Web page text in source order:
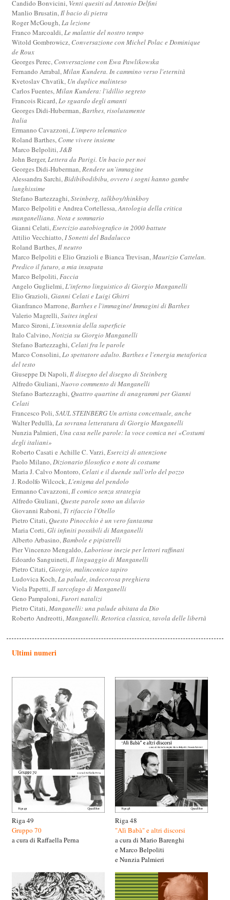
Candido Bonvicini, Venti quesiti ad Antonio Delfini
Manlio Brusatin,Il bacio di pietra
Roger McGough,La lezione
Franco Marcoaldi,Le malattie del nostro tempo
Witold Gombrowicz, Conversazione con Michel Polac e Dominique
de Roux
Georges Perec, Conversazione con Ewa Pawlikowska
Fernando Arrabal,Milan Kundera. In cammino verso l'eternità
Kvetoslav Chvatìk, Un duplice malinteso
Carlos Fuentes,Milan Kundera: l'idillio segreto
Francois Ricard,Lo sguardo degli amanti
Georges Didi-Huberman,Barthes, risolutamente
Italia
Ermanno Cavazzoni,L'impero telematico
Roland Barthes, Come vivere insieme
Marco Belpoliti,J&B
John Berger,Lettera da Parigi. Un bacio per noi
Georges Didi-Huberman,Rendere un’immagine
Alessandra Sarchi,Bidibibodibibu, ovvero i sogni hanno gambe
lunghissime
Stefano Bartezzaghi,Steinberg, talkboy/thinkboy
Marco Belpoliti e Andrea Cortellessa,Antologia della critica
manganelliana. Nota e sommario
Gianni Celati,Esercizio autobiografico in 2000 battute
Attilio Vecchiatto,I Sonetti del Badalucco
Roland Barthes,Il neutro
Marco Belpoliti e Elio Grazioli e Bianca Trevisan,Maurizio Cattelan.
Predico il futuro, a mia insaputa
Marco Belpoliti,Faccia
Angelo Guglielmi,L'inferno linguistico di Giorgio Manganelli
Elio Grazioli,Gianni Celati e Luigi Ghirri
Gianfranco Marrone,Barthes e l'immagine/ Immagini di Barthes
Valerio Magrelli,Suites inglesi
Marco Sironi,L'insonnia della superficie
Italo Calvino,Notizia su Giorgio Manganelli
Stefano Bartezzaghi, Celati fra le parole
Marco Consolini,Lo spettatore adulto. Barthes e l'energia metaforica
del testo
Giuseppe Di Napoli,Il disegno del disegno di Steinberg
Alfredo Giuliani,Nuovo commento di Manganelli
Stefano Bartezzaghi,Quattro quartine di anagrammi per Gianni
Celati
Francesco Poli,SAUL STEINBERG Un artista concettuale, anche
Walter Pedullà,La sovrana letteratura di Giorgio Manganelli
Nunzia Palmieri, Una casa nelle parole: la voce comica nei «Costumi
degli italiani»
Roberto Casati e Achille C. Varzi,Esercizi di attenzione
Paolo Milano,Dizionario filosofico e note di costume
Maria J. Calvo Montoro, Celati e il duende sull’orlo del pozzo
J. Rodolfo Wilcock,L'enigma del pendolo
Ermanno Cavazzoni,Il comico senza strategia
Alfredo Giuliani,Queste parole sono un diluvio
Giovanni Raboni, Ti rifaccio l'Otello
Pietro Citati,Questo Pinocchio è un vero fantasma
Maria Corti,Gli infiniti possibili di Manganelli
Alberto Arbasino,Bambole e pipistrelli
Pier Vincenzo Mengaldo,Laboriose inezie per lettori raffinati
Edoardo Sanguineti,Il linguaggio di Manganelli
Pietro Citati,Giorgio, malinconico tapiro
Ludovica Koch,La palude, indecorosa preghiera
Viola Papetti,Il sarcofago di Manganelli
Geno Pampaloni,Furori natalizi
Pietro Citati,Manganelli: una palude abitata da Dio
Roberto Andreotti,Manganelli. Retorica classica, tavola delle libertà
Ultimi numeri
Riga 49
Gruppo 70
a cura di Raffaella Perna
Riga 48
"Alì Babà" e altri discorsi
a cura di Mario Barenghi
e Marco Belpoliti
e Nunzia Palmieri